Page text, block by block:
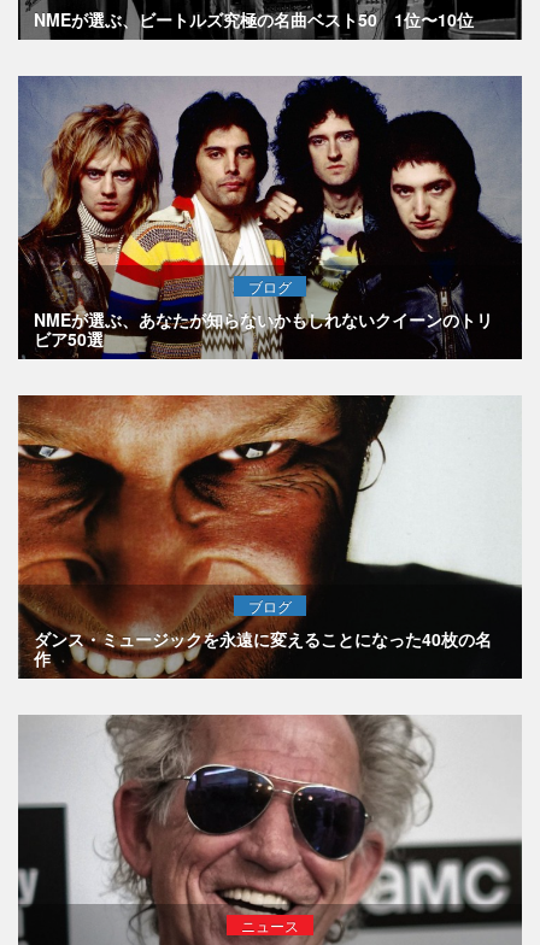
NMEが選ぶ、ビートルズ究極の名曲ベスト50 1位〜10位
ブログ
NMEが選ぶ、あなたが知らないかもしれないクイーンのトリ
ビア50選
ブログ
ダンス・ミュージックを永遠に変えることになった40枚の名
作
ニュース